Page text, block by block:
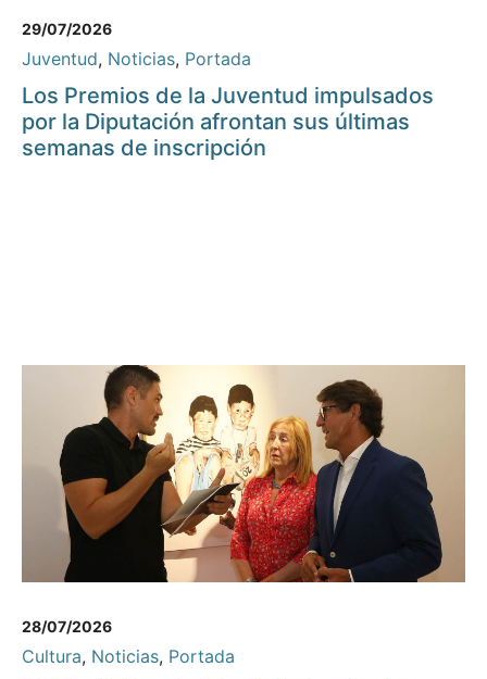
29/07/2026
Juventud, Noticias, Portada
Los Premios de la Juventud impulsados
por la Diputación afrontan sus últimas
semanas de inscripción
28/07/2026
Cultura, Noticias, Portada